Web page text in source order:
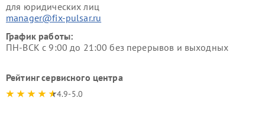
для юридических лиц
manager@fix-pulsar.ru
График работы:
ПН-ВСК с 9:00 до 21:00 без перерывов и выходных
Рейтинг сервисного центра
4.9-5.0